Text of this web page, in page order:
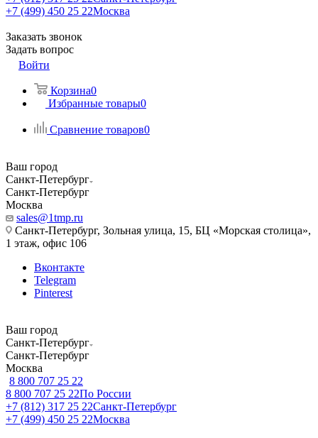
+7 (499) 450 25 22Москва
Заказать звонок
Задать вопрос
Войти
Корзина0
Избранные товары0
Сравнение товаров0
Ваш город
Санкт-Петербург
Санкт-Петербург
Москва
sales@1tmp.ru
Санкт-Петербург, Зольная улица, 15, БЦ «Морская столица»,
1 этаж, офис 106
Вконтакте
Telegram
Pinterest
Ваш город
Санкт-Петербург
Санкт-Петербург
Москва
8 800 707 25 22
8 800 707 25 22По России
+7 (812) 317 25 22Санкт-Петербург
+7 (499) 450 25 22Москва